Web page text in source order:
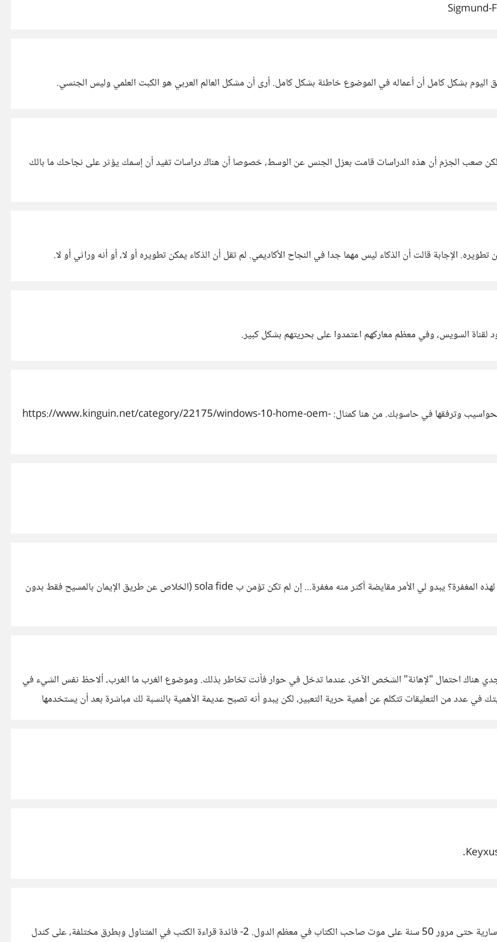
Sigmund-
اليوم بشكل كامل أن أعماله في الموضوع خاطئة بشكل كامل. أرى أن مشكل العالم العربي هو الكبت العلمي وليس الجنسي.
لكن صعب الجزم أن هذه الدراسات قامت بعزل الجنس عن الوسط، خصوصا أن هناك دراسات تفيد أن إسمك يؤثر على نجاحك ما بالك
الإجابة قالت أن الذكاء ليس مهما جدا في النجاح الأكاديمي. لم تقل أن الذكاء يمكن تطويره أو لا، أو أنه وراثي أو لا.
لقناة السويس، وفي معظم معاركهم اعتمدوا على بحريتهم بشكل كبير.
أنا أيضا، 20 دولار ستكون نسخة OEM أي مثل تلك التي تشتريها شركات الحواسيب وترفقها في حاسوبك. من هنا كمثال: https://www.kinguin.net/category/22175/windows-10-home-oem-
هل يمكن اعتبار "الأب" في المسيحية غفورا إذا ما طلب صلب إله آخر كثمن لهذه المغفرة؟ يبدو لي الأمر مقايضة أكثر منه مغفرة... إن لم تكن تؤمن ب sola fide (الخلاص عن طريق الإيمان بالمسيح فقط بدون
احتمال "لإهانة" الشخص الآخر، عندما تدخل في حوار فأنت تخاطر بذلك. وموضوع الغرب ما الغرب، ألاحظ نفس الشيء في
في عدد من التعليقات تتكلم عن أهمية حرية التعبير، لكن يبدو أنه تصبح عديمة الأهمية بالنسبة لك مباشرة بعد أن يستخدمها
1- إذا لم يذكر عكس ذلك فحقوق النشر والتأليف محفوظة. - تبقى الحقوق سارية حتى مرور 50 سنة على موت صاحب الكتاب في معظم الدول. 2- فائدة قراءة الكتب في المتناول وبطرق مختلفة، على كندل